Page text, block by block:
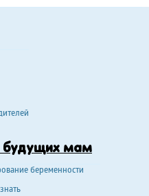
будущих мам
беременности